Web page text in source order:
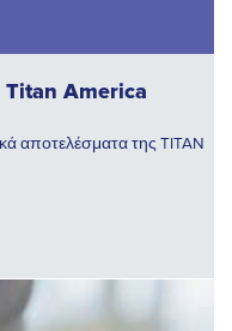
Titan America
αποτελέσματα της TITAN